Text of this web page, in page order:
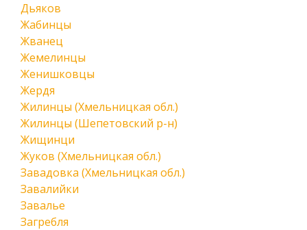
Дьяков
Жабинцы
Жванец
Жемелинцы
Женишковцы
Жердя
Жилинцы (Хмельницкая обл.)
Жилинцы (Шепетовский р-н)
Жищинци
Жуков (Хмельницкая обл.)
Завадовка (Хмельницкая обл.)
Завалийки
Завалье
Загребля